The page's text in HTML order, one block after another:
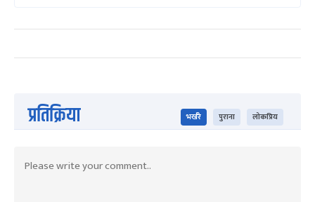
प्रतिक्रिया भर्खरै पुराना लोकप्रिय